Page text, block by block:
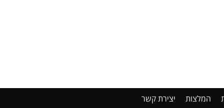
המלצות יצירת קשר